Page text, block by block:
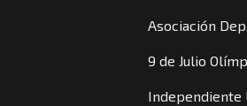
Asociación
9 de Julio
Independiente